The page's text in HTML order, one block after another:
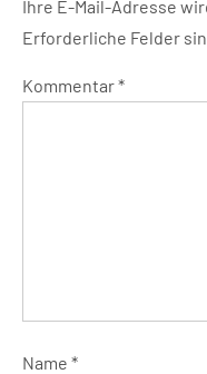
Ihre E-Mail-Adresse
Erforderliche Felder
Kommentar*
Name *